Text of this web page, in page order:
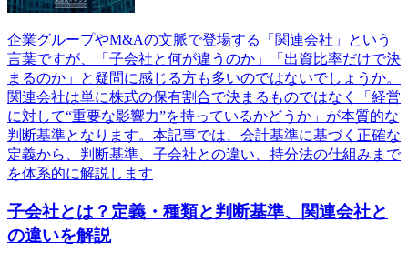
企業グループやM&Aの文脈で登場する「関連会社」という
言葉ですが、「子会社と何が違うのか」「出資比率だけで決
まるのか」と疑問に感じる方も多いのではないでしょうか。
関連会社は単に株式の保有割合で決まるものではなく「経営
に対して“重要な影響力”を持っているかどうか」が本質的な
判断基準となります。本記事では、会計基準に基づく正確な
定義から、判断基準、子会社との違い、持分法の仕組みまで
を体系的に解説します
子会社とは？定義・種類と判断基準、関連会社と
の違いを解説